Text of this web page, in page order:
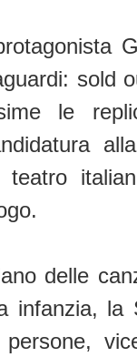
sold
le
delle
infanzia, la